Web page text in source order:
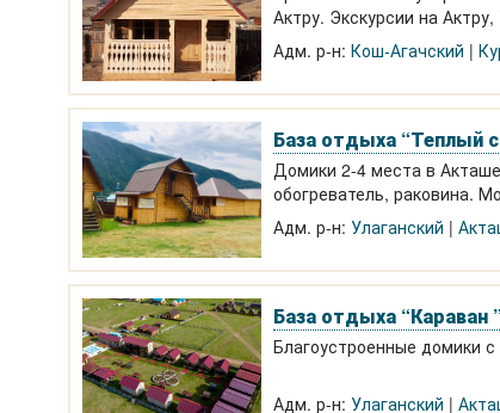
Актру. Экскурсии на
Адм. р-н: Кош-Агачский
База отдыха “Теплый
Домики 2-4 места в
обогреватель, раковина.
От 2200 р домик.
Адм. р-н: Улаганский
База отдыха “Караван ”
Благоустроенные домики
Адм. р-н: Улаганский